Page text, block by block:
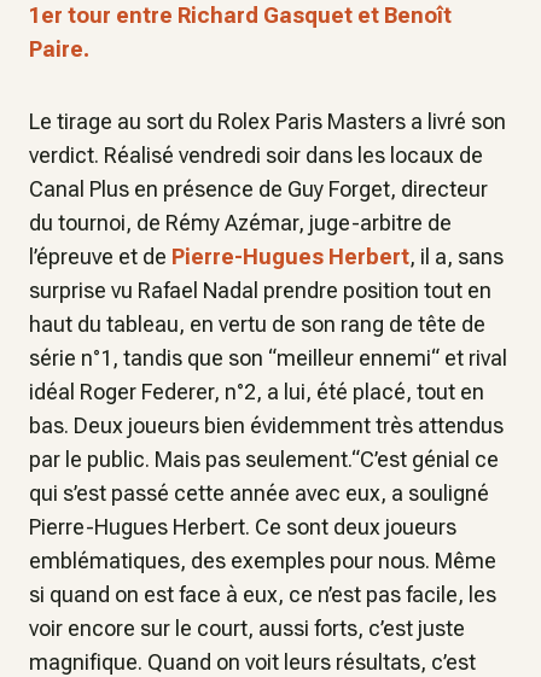
1er tour entre Richard Gasquet et Benoît
Paire.
Le tirage au sort du Rolex Paris Masters a livré son
verdict. Réalisé vendredi soir dans les locaux de
Canal Plus en présence de Guy Forget, directeur
du tournoi, de Rémy Azémar, juge-arbitre de
l’épreuve et de Pierre-Hugues Herbert, il a, sans
surprise vu Rafael Nadal prendre position tout en
haut du tableau, en vertu de son rang de tête de
série n°1, tandis que son “meilleur ennemi“ et rival
idéal Roger Federer, n°2, a lui, été placé, tout en
bas. Deux joueurs bien évidemment très attendus
par le public. Mais pas seulement.“C’est génial ce
qui s’est passé cette année avec eux, a souligné
Pierre-Hugues Herbert. Ce sont deux joueurs
emblématiques, des exemples pour nous. Même
si quand on est face à eux, ce n’est pas facile, les
voir encore sur le court, aussi forts, c’est juste
magnifique. Quand on voit leurs résultats, c’est